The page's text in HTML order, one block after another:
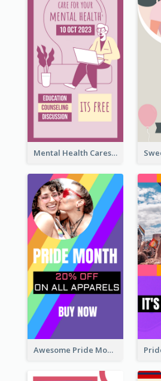
Mental Health Caresses Instagram Story
Awesome Pride Month Merch Instagram Story Design